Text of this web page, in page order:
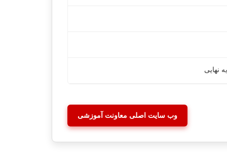
نهایی
وب سایت اصلی معاونت آموزشی